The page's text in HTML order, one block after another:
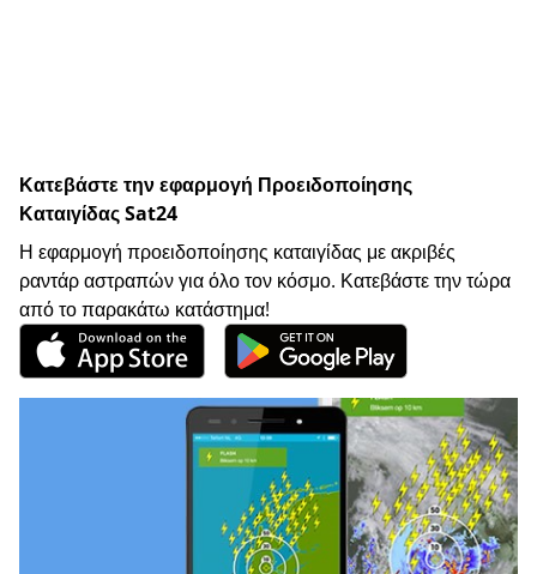
Κατεβάστε την εφαρμογή Προειδοποίησης
Καταιγίδας Sat24
Η εφαρμογή προειδοποίησης καταιγίδας με ακριβές
ραντάρ αστραπών για όλο τον κόσμο. Κατεβάστε την τώρα
από το παρακάτω κατάστημα!